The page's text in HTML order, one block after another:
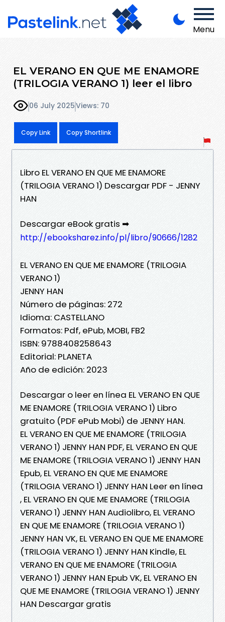
Menu
EL VERANO EN QUE ME ENAMORE
(TRILOGIA VERANO 1) leer el libro
06 July 2025Views: 70
Copy Link Copy Shortlink
Libro EL VERANO EN QUE ME ENAMORE
(TRILOGIA VERANO 1) Descargar PDF - JENNY
HAN
Descargar eBook gratis ➡
http://ebooksharez.info/pl/libro/90666/1282
EL VERANO EN QUE ME ENAMORE (TRILOGIA
VERANO 1)
JENNY HAN
Número de páginas: 272
Idioma: CASTELLANO
Formatos: Pdf, ePub, MOBI, FB2
ISBN: 9788408258643
Editorial: PLANETA
Año de edición: 2023
Descargar o leer en línea EL VERANO EN QUE
ME ENAMORE (TRILOGIA VERANO 1) Libro
gratuito (PDF ePub Mobi) de JENNY HAN.
EL VERANO EN QUE ME ENAMORE (TRILOGIA
VERANO 1) JENNY HAN PDF, EL VERANO EN QUE
ME ENAMORE (TRILOGIA VERANO 1) JENNY HAN
Epub, EL VERANO EN QUE ME ENAMORE
(TRILOGIA VERANO 1) JENNY HAN Leer en línea
, EL VERANO EN QUE ME ENAMORE (TRILOGIA
VERANO 1) JENNY HAN Audiolibro, EL VERANO
EN QUE ME ENAMORE (TRILOGIA VERANO 1)
JENNY HAN VK, EL VERANO EN QUE ME ENAMORE
(TRILOGIA VERANO 1) JENNY HAN Kindle, EL
VERANO EN QUE ME ENAMORE (TRILOGIA
VERANO 1) JENNY HAN Epub VK, EL VERANO EN
QUE ME ENAMORE (TRILOGIA VERANO 1) JENNY
HAN Descargar gratis